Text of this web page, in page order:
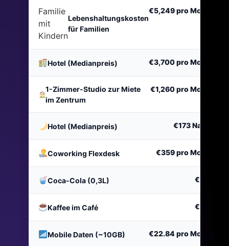
Familie
mit
Kindern
Lebenshaltungskosten
für Familien
€5,249pro Monat
Hotel (Medianpreis) €3,700pro Monat
1-Zimmer-Studio zur Miete
im Zentrum
€1,260pro Monat
Hotel (Medianpreis) €173Nacht
Coworking Flexdesk €359pro Monat
Coca-Cola (0,3L) €2.11
Kaffee im Café €2.11
Mobile Daten (~10GB) €22.84pro Monat